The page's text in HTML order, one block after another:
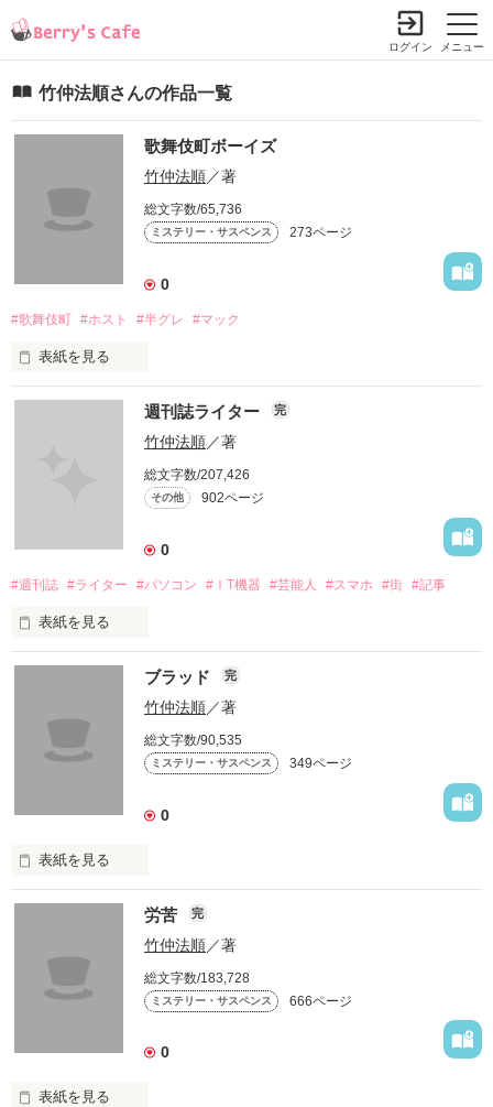
メニュー
ログイン
竹仲法順さんの作品一覧
歌舞伎町ボーイズ
竹仲法順／著
総文字数/65,736
ミステリー・サスペンス 273ページ
0
#歌舞伎町 #ホスト #半グレ #マック
表紙を見る
歌舞伎町ボーイズ
作品を読む
週刊誌ライター 完
竹仲法順／著
総文字数/207,426
その他 902ページ
0
#週刊誌 #ライター #パソコン #ＩT機器 #芸能人 #スマホ #街 #記事
表紙を見る
２０１７年５月。週刊誌ライターのあたしは、社内外で持って
いるパソコンを使い、記事を書く。雑誌社に入社して今の部署
に配属になり、５年経っていたのだが、ずっと連載記事等を挙
げ続けていた。上司で社のデスクの沼沢などにこき使われなが
ら、日々送る。オフの日は自宅マンションの寝室で寝てばかり
で、業務時は緊張感を持って仕事をしていたのだが……。
ブラッド 完
竹仲法順／著
総文字数/90,535
ミステリー・サスペンス 349ページ
0
表紙を見る
《あらすじ》
夏の日の夜、地方にあるＧ県の街で刑事の俺は通りを歩いて
いた。人ごみの中、駅の前で悲鳴が聞こえ、一人の人間が後頭
部を殴打されて、死亡したのを目撃する。すぐに駆け寄り、警
察手帳を提示して、近くにいたＧ県警捜査一課3係の伊里町警
部補と捜査を開始した。Ｇ県立監察医務院の監察医が遺体を運
本作はＧ県という架空の場所にある、一地方都市を舞台に据
労苦 完
竹仲法順／著
総文字数/183,728
ミステリー・サスペンス 666ページ
0
表紙を見る